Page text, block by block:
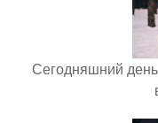
Сегодняшний